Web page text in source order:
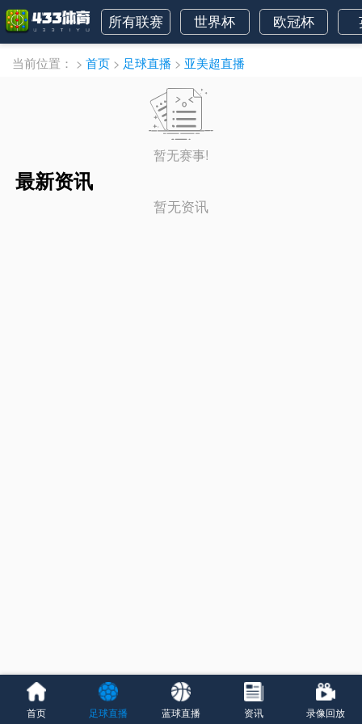
所有联赛 世界杯 欧冠杯
当前位置： > 首页 > 足球直播 > 亚美超直播
暂无赛事!
最新资讯
暂无资讯
首页 足球直播 蓝球直播 资讯 录像回放